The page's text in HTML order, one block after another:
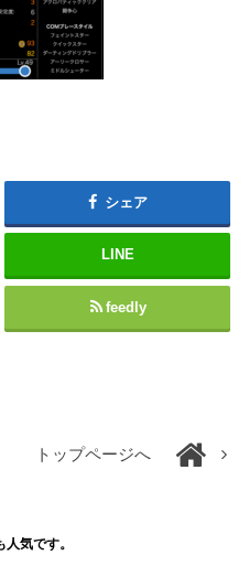
シェア
LINE
feedly
トップページへ
気です。